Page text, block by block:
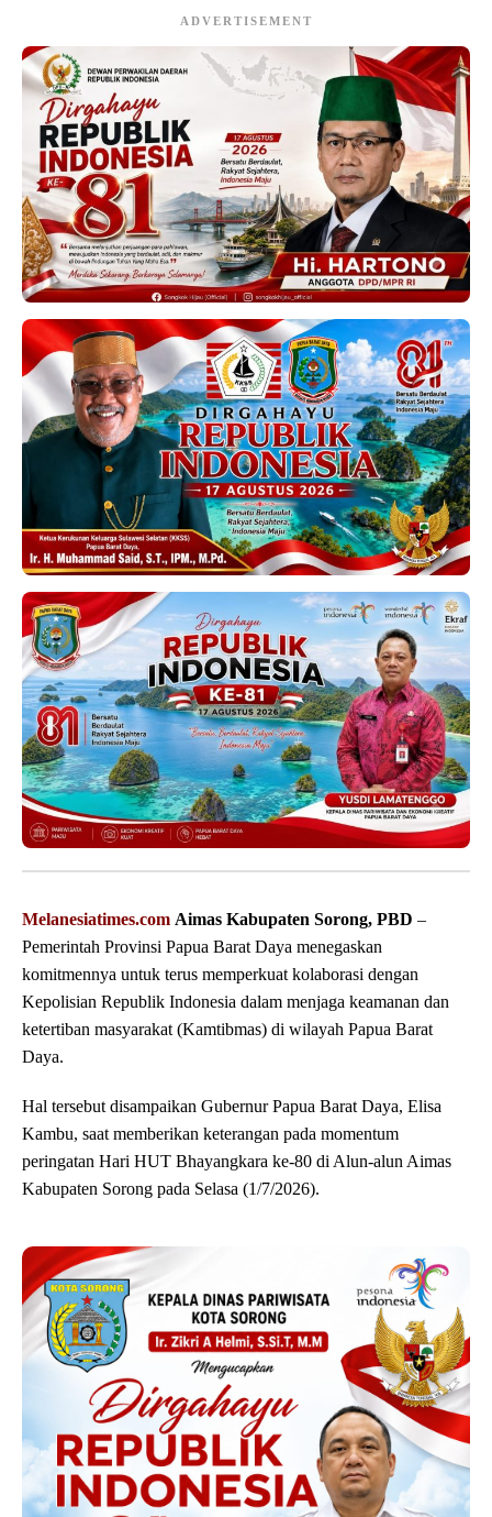
ADVERTISEMENT
Melanesiatimes.com Aimas Kabupaten Sorong, PBD –
Pemerintah Provinsi Papua Barat Daya menegaskan
komitmennya untuk terus memperkuat kolaborasi dengan
Kepolisian Republik Indonesia dalam menjaga keamanan dan
ketertiban masyarakat (Kamtibmas) di wilayah Papua Barat
Daya.
Hal tersebut disampaikan Gubernur Papua Barat Daya, Elisa
Kambu, saat memberikan keterangan pada momentum
peringatan Hari HUT Bhayangkara ke-80 di Alun-alun Aimas
Kabupaten Sorong pada Selasa (1/7/2026).